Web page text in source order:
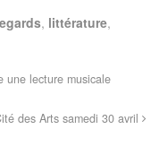
, littérature,
une lecture musicale
des Arts samedi 30 avril